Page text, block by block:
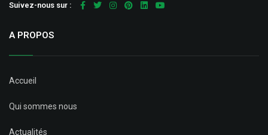
Suivez-nous sur :
A PROPOS
Accueil
Qui sommes nous
Actualités